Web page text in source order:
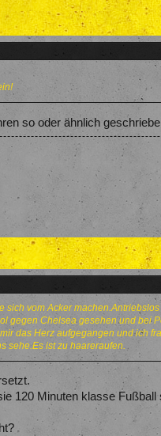
so oder ähnlich
vom Acker
gegen Chelsea gesehen und bei
das Herz aufgegangen und ich
sehe.Es ist zu haareraufen.
120 Minuten klasse